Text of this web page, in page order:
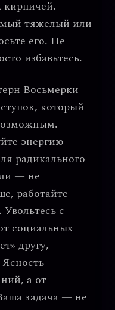
кирпичей.
тяжелый или
его. Не
избавьтесь.
Восьмерки
который
энергию
радикального
— не
работайте
с
социальных
другу,
Ясность
а от
задача — не